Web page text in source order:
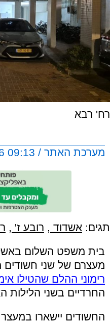
רח' רבא
מערכת האתר / 09:13 29.05.26
תגים: אשדוד , רובע ז' ,
בית משפט השלום
מעצרם של שני
רימוני ההלם שהטילו
החרדיים בשני הלילות
החשודים יישארו במעצר עד ה-